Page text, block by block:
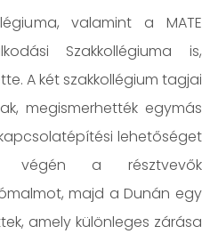
valamint a MATE
Szakkollégiuma is,
A két szakkollégium tagjai
megismerhették egymás
lehetőséget
végén a résztvevők
majd a Dunán egy
amely különleges zárása